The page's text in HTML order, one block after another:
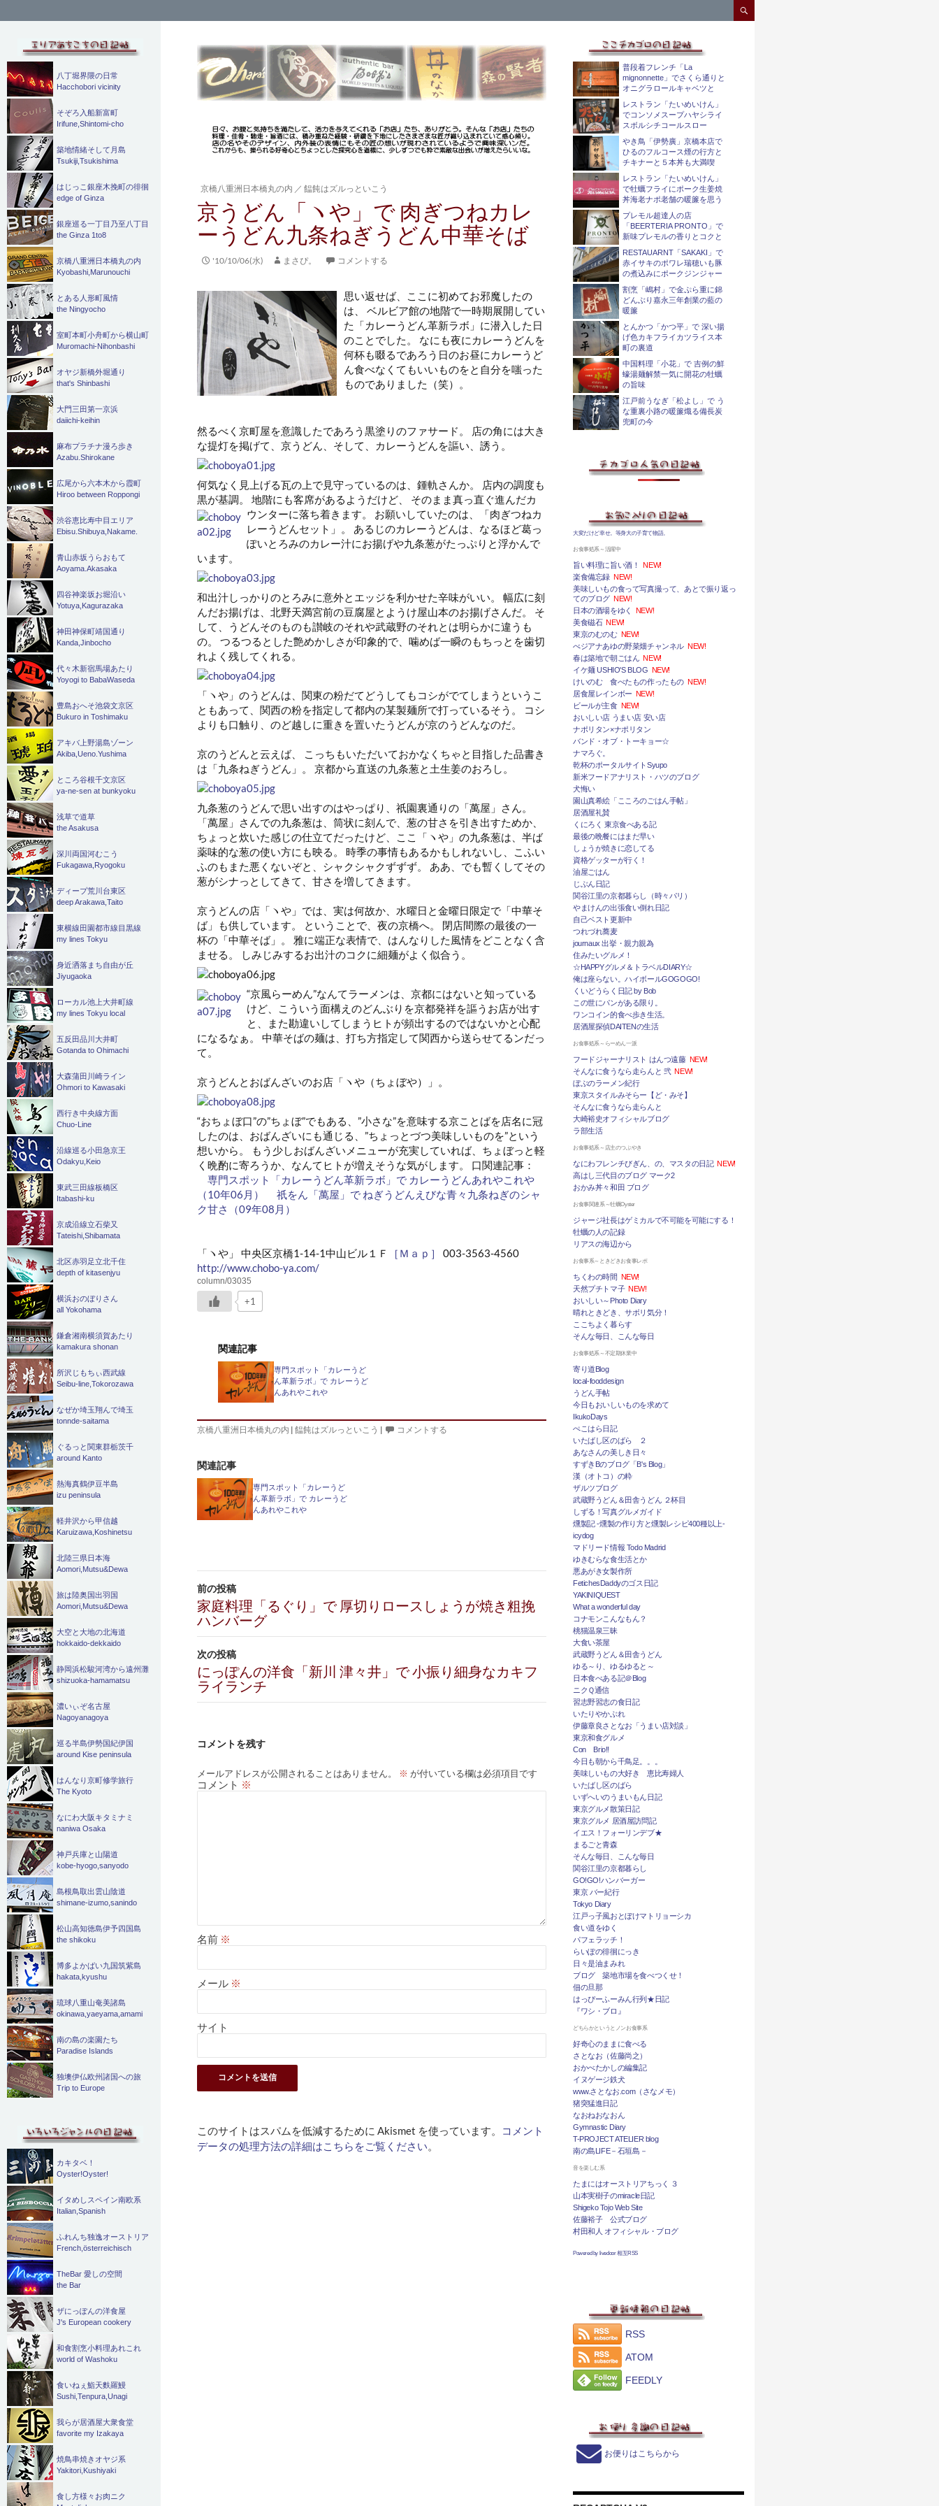
索
京橋八重洲日本橋丸の内 ／饂飩はズルっといこう
京うどん「ヽや」で 肉ぎつねカレ
ーうどん九条ねぎうどん中華そば
'10/10/06(水) まさぴ。 コメントする
思い返せば、ここに初めてお邪魔したの
は、 ベルビア館の地階で一時期展開してい
た「カレーうどん革新ラボ」に潜入した日
のことでした。 なにも夜にカレーうどんを
何杯も啜るであろう日のお昼にカレーうど
ん食べなくてもいいものをと自分を嗤った
ものでありました（笑）。
然るべく京町屋を意識したであろう黒塗りのファサード。 店の角には大き
な提灯を掲げて、京うどん、そして、カレーうどんを謳い、誘う。
何気なく見上げる瓦の上で見守っているのは、鍾軌さんか。 店内の調度も
黒が基調。 地階にも客席があるようだけど、 そのまま真っ直ぐ進んだカ
ウンターに落ち着きます。 お願いしていたのは、「肉ぎつねカ
レーうどんセット」。 あるじのカレーうどんは、なるほど葛っ
ぽいとろみのカレー汁にお揚げや九条葱がたっぷりと浮かんで
います。
和出汁しっかりのとろみに意外とエッジを利かせた辛味がいい。 幅広に刻
んだお揚げは、北野天満宮前の豆腐屋とようけ屋山本のお揚げさんだ。 そ
して、うどんそのものも讃岐のそれや武蔵野のそれとは明らかに違うも
の。 つるつるとした艶めかしさが印象的で、噛めば一瞬のもちっとを歯切
れよく残してくれる。
「ヽや」のうどんは、関東の粉だてどうしてもコシがでてしまうというこ
ともあって、関西の粉を指定して都内の某製麺所で打っているそう。 コシ
よりも口触り、のど越しに重きを置いたうどんが京のうどんなのだ。
京のうどんと云えば、 こっちもいただいておかなくちゃと目指した品書き
は「九条ねぎうどん」。 京都から直送の九条葱と土生姜のおろし。
九条葱のうどんで思い出すのはやっぱり、祇園裏通りの「萬屋」さん。
「萬屋」さんでの九条葱は、筒状に刻んで、葱の甘さを引き出すためか、
ちょっと炊いた感じの仕立てだったけど、ここ「ヽや」の九条葱は、半ば
薬味的な葱の使い方にも映る。 時季の事情もあるかもしれないし、こふい
ふのもまた悪くないぞと、シャクシャクずずず。 ああ、でも暫くしてその
葱がシナっとしてきて、甘さを増してきます。
京うどんの店「ヽや」では、実は何故か、水曜日と金曜日限定で「中華そ
ば」も供しています。 ということで、夜の京橋へ。 閉店間際の最後の一
杯の「中華そば」。 雅に端正な表情で、はんなりした風情をどことなく含
ませる。 しみじみするお出汁のコクに細麺がよく似合う。
“京風らーめん”なんてラーメンは、京都にはないと知っている
けど、こういう面構えのどんぶりを京都発祥を謳うお店が出す
と、また勘違いしてしまうヒトが頻出するのではないかと心配
になるなぁ。 中華そばの麺は、打ち方指定して関西から送らせてるンだっ
て。
京うどんとおばんざいのお店「ヽや（ちょぼや）」。
“おちょぼ口”の”ちょぼ”でもある、”小さな”を意味する京ことばを店名に冠
したのは、おばんざいにも通じる、”ちょっとづつ美味しいものを”という
想いから。 もう少しおばんざいメニューが充実していれば、ちょぼっと軽
く晩酌に寄ろうか、なんてヒトが増えそうな気がします。 口関連記事：
専門スポット「カレーうどん革新ラボ」で カレーうどんあれやこれや
（10年06月）
祇をん「萬屋」で ねぎうどんえびな青々九条ねぎのシャ
ク甘さ（09年08月）
「ヽや」 中央区京橋1-14-1中山ビル１Ｆ ［Ｍａｐ］
003-3563-4560
http://www.chobo-ya.com/
column/03035
+1
関連記事
専門スポット「カレーうど
ん革新ラボ」で カレーうど
んあれやこれや
京橋八重洲日本橋丸の内 |饂飩はズルっといこう | コメントする
関連記事
専門スポット「カレーうど
ん革新ラボ」で カレーうど
んあれやこれや
投
稿
ナ
ビ
ゲ
ー
ョ
ン
前の投稿
家庭料理「るぐり」で 厚切りロースしょうが焼き粗挽
ハンバーグ
次の投稿
にっぽんの洋食「新川 津々井」で 小振り細身なカキフ
ライランチ
コメントを残す
メールアドレスが公開されることはありません。 ※ が付いている欄は必須項目です
コメント ※
名前 ※
メール ※
サイト
このサイトはスパムを低減するために Akismet を使っています。 コメント
データの処理方法の詳細はこちらをご覧ください。
普段着フレンチ「La
mignonnette」でさくら通りと
オニグラロールキャベツと
レストラン「たいめいけん」
でコンソメスープハヤシライ
スボルシチコールスロー
やき鳥「伊勢廣」京橋本店で
ひるのフルコース煙の行方と
チキナーと５本丼も大満喫
レストラン「たいめいけん」
で牡蠣フライにポーク生姜焼
丼海老ナポ老舗の暖簾を思う
プレモル超達人の店
「BEERTERIA PRONTO」で
新味プレモルの香りとコクと
RESTAUARNT「SAKAKI」で
赤イサキのポワレ瑞穂いも豚
の煮込みにポークジンジャー
割烹「嶋村」で金ぷら重に錦
どんぶり嘉永三年創業の藍の
暖簾
とんかつ「かつ平」で 深い揚
げ色カキフライカツライス本
町の裏道
中国料理「小花」で 吉例の鮮
蠔湯麺解禁一気に開花の牡蠣
の旨味
江戸前うなぎ「松よし」で う
な重裏小路の暖簾熾る備長炭
兜町の今
大変だけど幸せ。等身大の子育て物語。
お食事処系～活躍中
旨い料理に旨い酒！
NEW!
楽食備忘録 NEW!
美味しいもの食って写真撮って、あとで振り返っ
てのブログ NEW!
日本の酒場をゆく
NEW!
美食磁石 NEW!
東京のむのむ NEW!
べジアナあゆの野菜畑チャンネル NEW!
春は築地で朝ごはん NEW!
イケ麺 USHIO'S BLOG NEW!
けいのむ 食べたもの作ったもの NEW!
居食屋レインボー NEW!
ビールが主食 NEW!
おいしい店 うまい店 安い店
ナポリタン×ナポリタン
バンド・オブ・トーキョー☆
ナマろぐ。
乾杯のポータルサイトSyupo
新米フードアナリスト・ハツのブログ
犬悔い
園山真希絵「こころのごはん手帖」
居酒屋礼賛
くにろく 東京食べある記
最後の晩餐にはまだ早い
しょうが焼きに恋してる
資格ゲッターが行く！
油屋ごはん
じぶん日記
関谷江里の京都暮らし（時々パリ）
やまけんの出張食い倒れ日記
自己ベスト更新中
つれづれ蕎麦
journaux 出挙・親力親為
住みたいグルメ！
☆HAPPYグルメ＆トラベルDIARY☆
俺は座らない。ハイボールGOGOGO!
くいどうらく日記 by Bob
この世にパンがある限り。
ワンコイン的食べ歩き生活。
居酒屋探偵DAITENの生活
お食事処系～らーめん一派
フードジャーナリスト はんつ遠藤 NEW!
そんなに食うなら走らんと 弐 NEW!
ぼぶのラーメン紀行
東京スタイルみそらー【ど・みそ】
そんなに食うなら走らんと
大崎裕史オフィシャルブログ
ラ部生活
お食事処系～店主のつぶやき
なにわフレンチびぎん、の、マスタの日記 NEW!
高はし三代目のブログ マーク2
おかみ丼々和田 ブログ
お食事関連系～牡蠣Oyster
ジャージ社長はゲミカルで不可能を可能にする！
牡蠣の人の記録
リアスの海辺から
お食事系～ときどきお食事レポ
ちくわの時間 NEW!
天然プチトマ子 NEW!
おいしい～Photo Diary
晴れときどき、サボリ気分！
ここちよく暮らす
そんな毎日、こんな毎日
お食事処系～不定期休業中
寄り道Blog
local-fooddesign
うどん手帖
今日もおいしいものを求めて
IkukoDays
ぺこはら日記
いたばし区のばら ２
あなさんの美しき日々
すずきBのブログ「B's Blog」
漢（オトコ）の粋
ザルツブログ
武蔵野うどん＆田舎うどん ２杯目
しずる！写真グルメガイド
燻製記 -燻製の作り方と燻製レシピ400種以上-
icydog
マドリード情報 Todo Madrid
ゆきむらな食生活とか
悪あがき女製作所
FetichesDaddyのゴス日記
YAKINIQUEST
What a wonderful day
コナモンこんなもん？
桃猫温泉三昧
大食い茶屋
武蔵野うどん＆田舎うどん
ゆる～り、ゆるゆると～
日本食べある記＠Blog
ニクＱ通信
習志野習志の食日記
いたりやかぶれ
伊藤章良さとなお「うまい店対談」
東京和食グルメ
Con Brio!!
今日も朝から千鳥足。。。
美味しいもの大好き 恵比寿婦人
いたばし区のばら
いずへいのうまいもん日記
東京グルメ散策日記
東京グルメ 居酒屋訪問記
イエス！フォーリンデブ★
まるごと青森
そんな毎日、こんな毎日
関谷江里の京都暮らし
GO!GO!ハンバーガー
東京 バー紀行
Tokyo Diary
江戸っ子風おとぼけマトリョーシカ
食い道をゆく
パフェラッチ！
らいぽの徘徊にっき
日々是油まみれ
ブログ 築地市場を食べつくせ！
佃の旦那
はっぴーふーみん行列★日記
『ワシ・ブロ』
どちらかというとノンお食事系
好奇心のままに食べる
さとなお（佐藤尚之）
おかべたかしの編集記
イヌゲージ鉄犬
www.さとなお.com（さなメモ）
猪突猛進日記
なおねおなおん
Gymnastic Diary
T-PROJECT ATELIER blog
南の島LIFE－石垣島－
音を楽しむ系
たまにはオーストリアちっく ３
山本実樹子のmiracle日記
Shigeko Tojo Web Site
佐藤裕子 公式ブログ
村田和人 オフィシャル・ブログ
Powered by livedoor 相互RSS
RSS
ATOM
FEEDLY
お便りはこちらから
八丁堀界隈の日常
Hacchobori vicinity
そぞろ入船新富町
Irifune,Shintomi-cho
築地情緒そして月島
Tsukiji,Tsukishima
はじっこ銀座木挽町の徘徊
edge of Ginza
銀座巡る一丁目乃至八丁目
the Ginza 1to8
京橋八重洲日本橋丸の内
Kyobashi,Marunouchi
とある人形町風情
the Ningyocho
室町本町小舟町から横山町
Muromachi-Nihonbashi
オヤジ新橋外堀通り
that's Shinbashi
大門三田第一京浜
daiichi-keihin
麻布プラチナ漫ろ歩き
Azabu.Shirokane
広尾から六本木から霞町
Hiroo between Roppongi
渋谷恵比寿中目エリア
Ebisu.Shibuya,Nakame.
青山赤坂うらおもて
Aoyama.Akasaka
四谷神楽坂お堀沿い
Yotuya,Kagurazaka
神田神保町靖国通り
Kanda,Jinbocho
代々木新宿馬場あたり
Yoyogi to BabaWaseda
豊島おへそ池袋文京区
Bukuro in Toshimaku
アキバ上野湯島ゾーン
Akiba,Ueno.Yushima
ところ谷根千文京区
ya-ne-sen at bunkyoku
浅草で道草
the Asakusa
深川両国河むこう
Fukagawa,Ryogoku
ディープ荒川台東区
deep Arakawa,Taito
東横線田園都市線目黒線
my lines Tokyu
身近洒落まち自由が丘
Jiyugaoka
ローカル池上大井町線
my lines Tokyu local
五反田品川大井町
Gotanda to Ohimachi
大森蒲田川崎ライン
Ohmori to Kawasaki
西行き中央線方面
Chuo-Line
沿線巡る小田急京王
Odakyu,Keio
東武三田線板橋区
Itabashi-ku
京成沿線立石柴又
Tateishi,Shibamata
北区赤羽足立北千住
depth of kitasenjyu
横浜おのぼりさん
all Yokohama
鎌倉湘南横須賀あたり
kamakura shonan
所沢じもちぃ西武線
Seibu-line,Tokorozawa
なぜか埼玉翔んで埼玉
tonnde-saitama
ぐるっと関東群栃茨千
around Kanto
熱海真鶴伊豆半島
izu peninsula
軽井沢から甲信越
Karuizawa,Koshinetsu
北陸三県日本海
Aomori,Mutsu&Dewa
旅は陸奥国出羽国
Aomori,Mutsu&Dewa
大空と大地の北海道
hokkaido-dekkaido
静岡浜松駿河湾から遠州灘
shizuoka-hamamatsu
濃いぃぞ名古屋
Nagoyanagoya
巡る半島伊勢国紀伊国
around Kise peninsula
はんなり京町修学旅行
The Kyoto
なにわ大阪キタミナミ
naniwa Osaka
神戸兵庫と山陽道
kobe-hyogo,sanyodo
島根鳥取出雲山陰道
shimane-izumo,sanindo
松山高知徳島伊予四国島
the shikoku
博多よかばい九国筑紫島
hakata,kyushu
琉球八重山奄美諸島
okinawa,yaeyama,amami
南の島の楽園たち
Paradise Islands
独墺伊仏欧州諸国への旅
Trip to Europe
カキタベ！
Oyster!Oyster!
イタめしスペイン南欧系
Italian,Spanish
ふれんち独逸オーストリア
French,österreichisch
TheBar 愛しの空間
the Bar
ザにっぽんの洋食屋
J's European cookery
和食割烹小料理あれこれ
world of Washoku
食いねぇ鮨天麩羅鰻
Sushi,Tenpura,Unagi
我らが居酒屋大衆食堂
favorite my Izakaya
焼鳥串焼きオヤジ系
Yakitori,Kushiyaki
食し方様々お肉ニク